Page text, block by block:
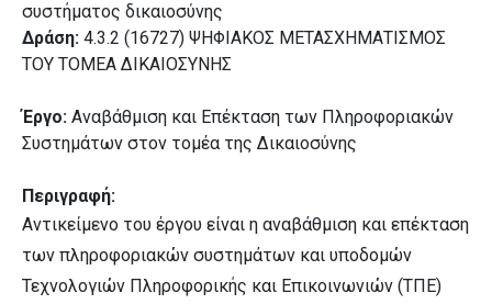
συστήματος δικαιοσύνης
Δράση: 4.3.2 (16727) ΨΗΦΙΑΚΟΣ ΜΕΤΑΣΧΗΜΑΤΙΣΜΟΣ
ΤΟΥ ΤΟΜΕΑ ΔΙΚΑΙΟΣΥΝΗΣ
Έργο: Αναβάθμιση και Eπέκταση των Πληροφοριακών
Συστημάτων στον τομέα της Δικαιοσύνης
Περιγραφή:
Αντικείμενο του έργου είναι η αναβάθμιση και επέκταση
των πληροφοριακών συστημάτων και υποδομών
Τεχνολογιών Πληροφορικής και Επικοινωνιών (ΤΠΕ)